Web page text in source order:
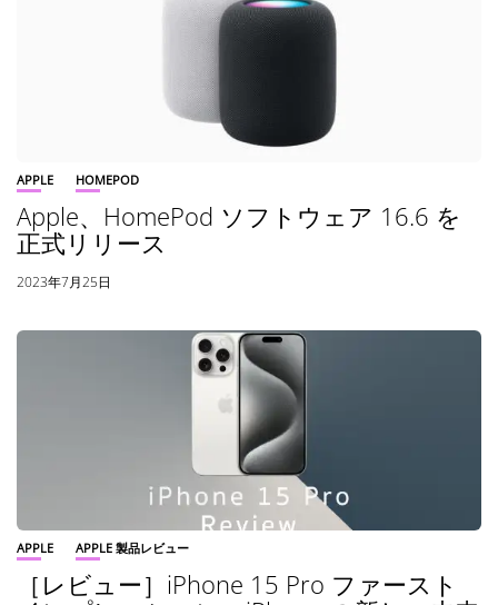
APPLE HOMEPOD
Apple、HomePod ソフトウェア 16.6 を
正式リリース
2023年7月25日
APPLE APPLE 製品レビュー
［レビュー］iPhone 15 Pro ファースト